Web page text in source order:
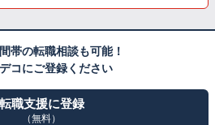
帯の転職相談も可能！
コにご登録ください
転職支援に登録
（無料）